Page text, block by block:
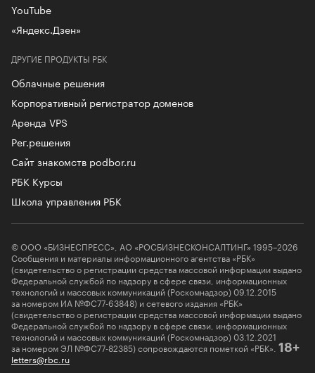
ДРУГИЕ ПРОДУКТЫ РБК
Облачные решения
Корпоративный регистратор доменов
Аренда VPS
Рег.решения
Сайт знакомств podbor.ru
РБК Курсы
Школа управления РБК
YouTube
«Яндекс.Дзен»
© ООО «БИЗНЕСПРЕСС», АО «РОСБИЗНЕСКОНСАЛТИНГ» 1995–2026
Сообщения и материалы информационного агентства «РБК»
(свидетельство о регистрации средства массовой информации выдано
Федеральной службой по надзору в сфере связи, информационных
технологий и массовых коммуникаций (Роскомнадзор) 09.12.2015
за номером ИА №ФС77-63848) и сетевого издания «РБК»
(свидетельство о регистрации средства массовой информации выдано
Федеральной службой по надзору в сфере связи, информационных
технологий и массовых коммуникаций (Роскомнадзор) 03.12.2021
за номером ЭЛ №ФС77-82385) сопровождаются пометкой «РБК». 18+
letters@rbc.ru